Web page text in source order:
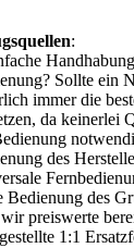
:
Sollte ein
immer die
da keinerlei
des
Bedienung des
preiswerte
1:1